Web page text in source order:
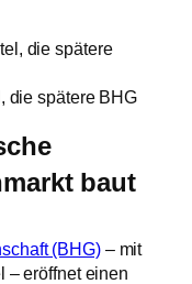
die spätere BHG
baut
(BHG)– mit
– eröffnet einen